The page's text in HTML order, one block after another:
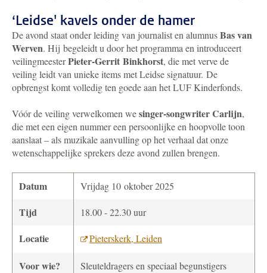
‘Leidse' kavels onder de hamer
De avond staat onder leiding van journalist en alumnusBas van
Werven. Hij begeleidt u door het programma en introduceert
veilingmeesterPieter-Gerrit Binkhorst, die met verve de
veiling leidt van unieke items met Leidse signatuur. De
opbrengst komt volledig ten goede aan het LUF Kinderfonds.
Vóór de veiling verwelkomen wesinger-songwriter Carlijn,
die met een eigen nummer een persoonlijke en hoopvolle toon
aanslaat – als muzikale aanvulling op het verhaal dat onze
wetenschappelijke sprekers deze avond zullen brengen.
Datum Vrijdag 10 oktober 2025
Tijd 18.00 - 22.30 uur
Locatie Pieterskerk, Leiden
Voor wie? Sleuteldragers en speciaal begunstigers